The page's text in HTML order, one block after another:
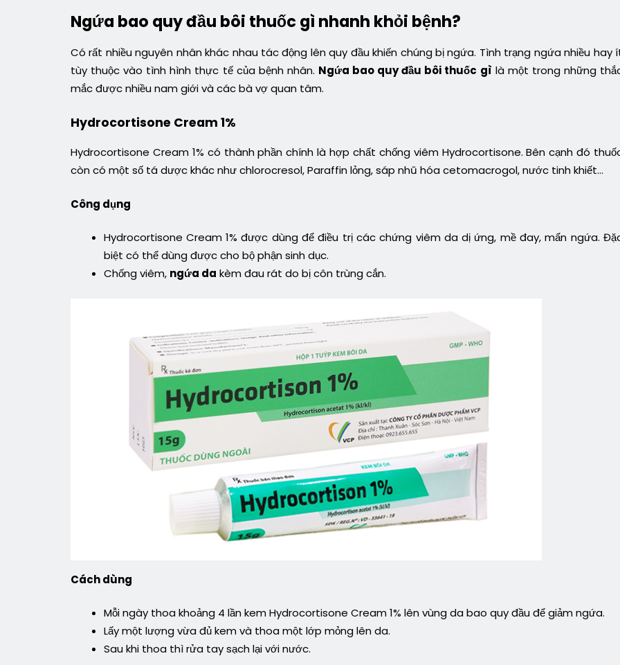
Ngứa bao quy đầu bôi thuốc gì nhanh khỏi bệnh?
Có rất nhiều nguyên nhân khác nhau tác động lên quy đầu khiến chúng bị ngứa. Tình trạng ngứa nhiều hay
tùy thuộc vào tình hình thực tế của bệnh nhân. Ngứa bao quy đầu bôi thuốc gì là một trong những
mắc được nhiều nam giới và các bà vợ quan tâm.
Hydrocortisone Cream 1%
Hydrocortisone Cream 1% có thành phần chính là hợp chất chống viêm Hydrocortisone. Bên cạnh đó
còn có một số tá dược khác như chlorocresol, Paraffin lỏng, sáp nhũ hóa cetomacrogol, nước tinh khiết…
Công dụng
Hydrocortisone Cream 1% được dùng để điều trị các chứng viêm da dị ứng, mề đay, mẩn ngứa.
biệt có thể dùng được cho bộ phận sinh dục.
Chống viêm, ngứa da kèm đau rát do bị côn trùng cắn.
Cách dùng
Mỗi ngày thoa khoảng 4 lần kem Hydrocortisone Cream 1% lên vùng da bao quy đầu để giảm ngứa.
Lấy một lượng vừa đủ kem và thoa một lớp mỏng lên da.
Sau khi thoa thì rửa tay sạch lại với nước.